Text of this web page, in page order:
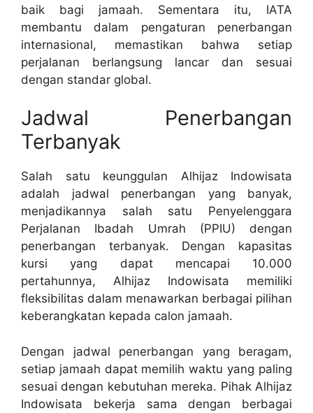
baik bagi jamaah. Sementara itu, IATA
membantu dalam pengaturan penerbangan
internasional, memastikan bahwa setiap
perjalanan berlangsung lancar dan sesuai
dengan standar global.
Jadwal Penerbangan
Terbanyak
Salah satu keunggulan Alhijaz Indowisata
adalah jadwal penerbangan yang banyak,
menjadikannya salah satu Penyelenggara
Perjalanan Ibadah Umrah (PPIU) dengan
penerbangan terbanyak. Dengan kapasitas
kursi yang dapat mencapai 10.000
pertahunnya, Alhijaz Indowisata memiliki
fleksibilitas dalam menawarkan berbagai pilihan
keberangkatan kepada calon jamaah.
Dengan jadwal penerbangan yang beragam,
setiap jamaah dapat memilih waktu yang paling
sesuai dengan kebutuhan mereka. Pihak Alhijaz
Indowisata bekerja sama dengan berbagai